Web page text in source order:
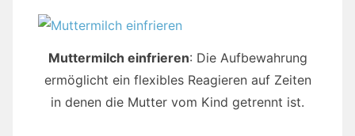
Muttermilch einfrieren: Die Aufbewahrung
ermöglicht ein flexibles Reagieren auf Zeiten
in denen die Mutter vom Kind getrennt ist.